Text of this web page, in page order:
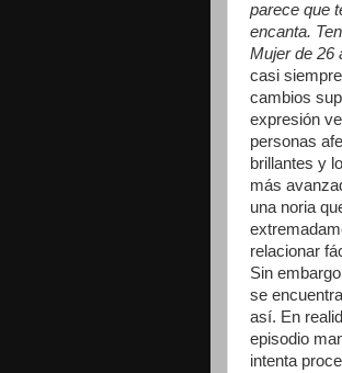
parece que
encanta.
Mujer de 26
casi
cambios
expresión
personas
brillantes y
más
una noria
relacionar
Sin
se
así. En
episodio
intenta